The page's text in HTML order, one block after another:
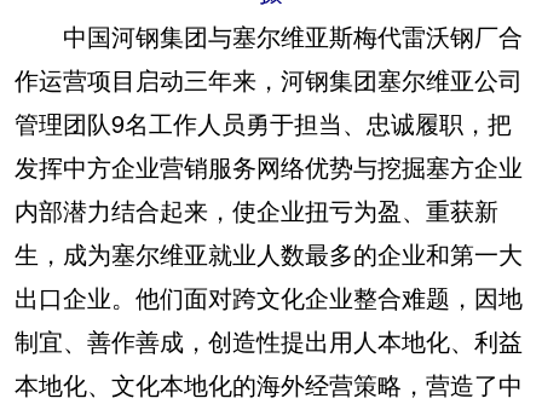
中国河钢集团与塞尔维亚斯梅代雷沃钢厂合
作运营项目启动三年来，河钢集团塞尔维亚公司
管理团队9名工作人员勇于担当、忠诚履职，把
发挥中方企业营销服务网络优势与挖掘塞方企业
内部潜力结合起来，使企业扭亏为盈、重获新
生，成为塞尔维亚就业人数最多的企业和第一大
出口企业。他们面对跨文化企业整合难题，因地
制宜、善作善成，创造性提出用人本地化、利益
本地化、文化本地化的海外经营策略，营造了中